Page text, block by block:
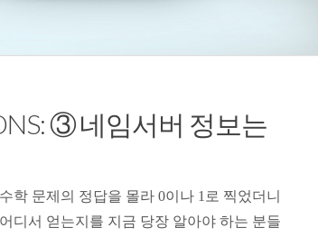
③ 네임서버 정보는
학 문제의 정답을 몰라 0이나 1로 찍었더니
디서 얻는지를 지금 당장 알아야 하는 분들